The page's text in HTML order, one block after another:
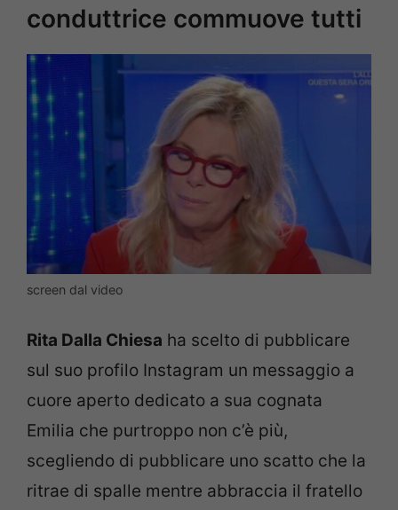
conduttrice commuove tutti
screen dal video
Rita Dalla Chiesa ha scelto di pubblicare
sul suo profilo Instagram un messaggio a
cuore aperto dedicato a sua cognata
Emilia che purtroppo non c’è più,
scegliendo di pubblicare uno scatto che la
ritrae di spalle mentre abbraccia il fratello